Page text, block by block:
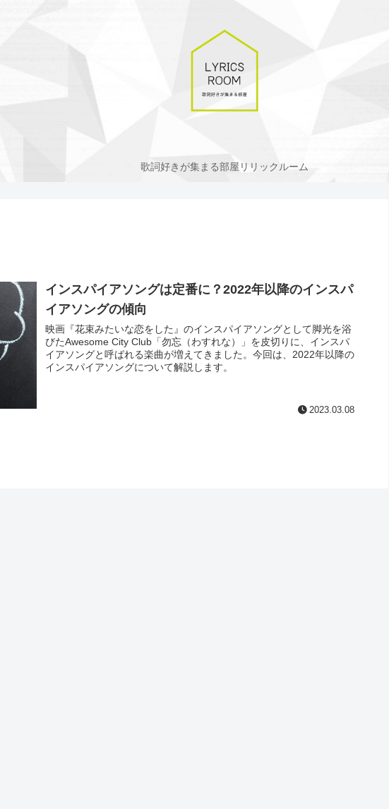
歌詞好きが集まる部屋リリックルーム
インスパイアソングは定番に？2022年以降のインスパ
イアソングの傾向
映画『花束みたいな恋をした』のインスパイアソングとして脚光を浴
びたAwesome City Club「勿忘（わすれな）」を皮切りに、インスパ
イアソングと呼ばれる楽曲が増えてきました。今回は、2022年以降の
インスパイアソングについて解説します。
2023.03.08